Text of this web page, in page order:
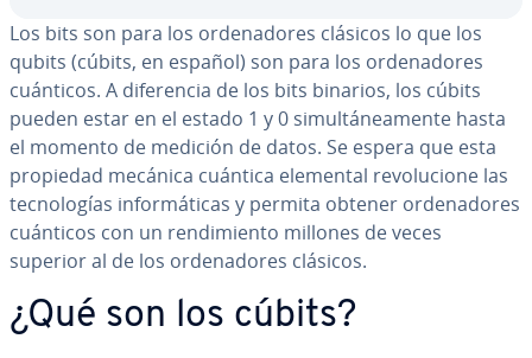
Los bits son para los or­de­na­do­res clásicos lo que los
qubits (cúbits, en español) son para los or­de­na­do­res
cuánticos. A di­fe­re­n­cia de los bits binarios, los cúbits
pueden estar en el estado 1 y 0 si­mu­l­tá­nea­me­n­te hasta
el momento de medición de datos. Se espera que esta
propiedad mecánica cuántica elemental re­vo­lu­cio­ne las
te­c­no­lo­gías in­fo­r­má­ti­cas y permita obtener or­de­na­do­res
cuánticos con un re­n­di­mie­n­to millones de veces
superior al de los or­de­na­do­res clásicos.
¿Qué son los cúbits?